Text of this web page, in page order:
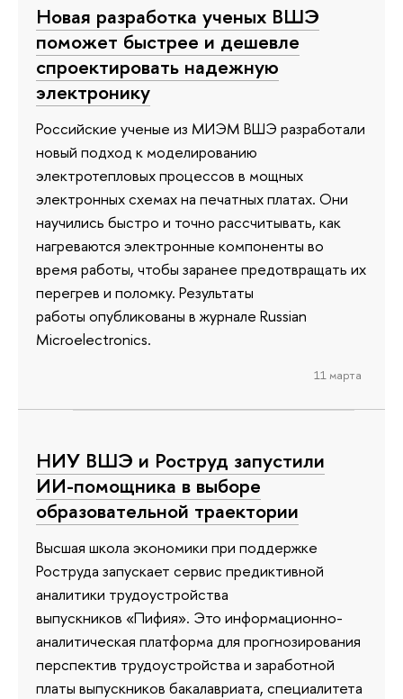
Новая разработка ученых ВШЭ
поможет быстрее и дешевле
спроектировать надежную
электронику
Российские ученые из МИЭМ ВШЭ разработали
новый подход к моделированию
электротепловых процессов в мощных
электронных схемах на печатных платах. Они
научились быстро и точно рассчитывать, как
нагреваются электронные компоненты во
время работы, чтобы заранее предотвращать их
перегрев и поломку. Результаты
работы опубликованы в журнале Russian
Microelectronics.
11 марта
НИУ ВШЭ и Роструд запустили
ИИ-помощника в выборе
образовательной траектории
Высшая школа экономики при поддержке
Роструда запускает сервис предиктивной
аналитики трудоустройства
выпускников «Пифия». Это информационно-
аналитическая платформа для прогнозирования
перспектив трудоустройства и заработной
платы выпускников бакалавриата, специалитета